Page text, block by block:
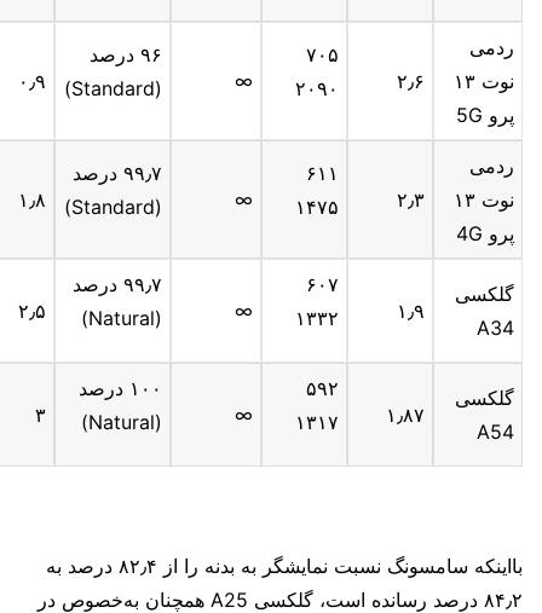
ردمی
نوت ۱۳
پرو 5G
۲٫۶
۷۰۵
۲۰۹۰
∞
۹۶ درصد
(Standard)
۰٫۹
ردمی
نوت ۱۳
پرو 4G
۲٫۳
۶۱۱
۱۴۷۵
∞
۹۹٫۷ درصد
(Standard)
۱٫۸
گلکسی
A34
۱٫۹
۶۰۷
۱۳۳۲
∞
۹۹٫۷ درصد
(Natural)
۲٫۵
گلکسی
A54
۱٫۸۷
۵۹۲
۱۳۱۷
∞
۱۰۰ درصد
(Natural)
۳
بااینکه سامسونگ نسبت نمایشگر به بدنه را از ۸۲٫۴ درصد به
۸۴٫۲ درصد رسانده است، گلکسی A25 همچنان به‌خصوص در